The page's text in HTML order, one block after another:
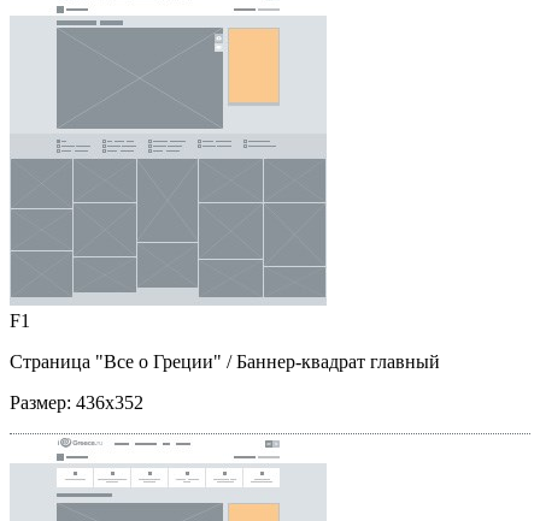
F1
Страница "Все о Греции" / Баннер-квадрат главный
Размер: 436x352